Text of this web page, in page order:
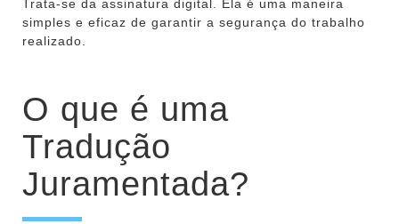
Trata-se da assinatura digital. Ela é uma maneira
simples e eficaz de garantir a segurança do trabalho
realizado.
O que é uma
Tradução
Juramentada?